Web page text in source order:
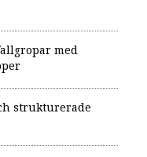
med
strukturerade